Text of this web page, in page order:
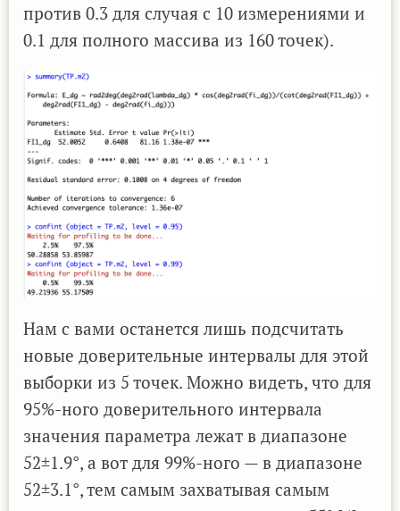
против 0.3 для случая с 10 измерениями и
0.1 для полного массива из 160 точек).
Нам с вами останется лишь подсчитать
новые доверительные интервалы для этой
выборки из 5 точек. Можно видеть, что для
95%-ного доверительного интервала
значения параметра лежат в диапазоне
52±1.9°, а вот для 99%-ного — в диапазоне
52±3.1°, тем самым захватывая самым